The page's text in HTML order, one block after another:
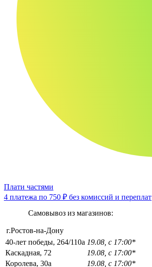
Плати частями
4 платежа по 750 ₽ без комиссий и переплат
Самовывоз из магазинов:
г.Ростов-на-Дону
40-лет победы, 264/110а 19.08, с 17:00*
Каскадная, 72
19.08, с 17:00*
Королева, 30а
19.08, с 17:00*